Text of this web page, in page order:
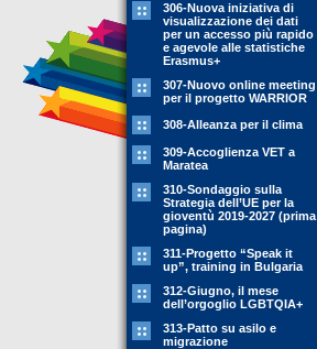
306-Nuova iniziativa di
visualizzazione dei dati
per un accesso più rapido
e agevole alle statistiche
Erasmus+
307-Nuovo online meeting
per il progetto WARRIOR
308-Alleanza per il clima
309-Accoglienza VET a
Maratea
310-Sondaggio sulla
Strategia dell’UE per la
gioventù 2019-2027 (prima
pagina)
311-Progetto “Speak it
up”, training in Bulgaria
312-Giugno, il mese
dell’orgoglio LGBTQIA+
313-Patto su asilo e
migrazione